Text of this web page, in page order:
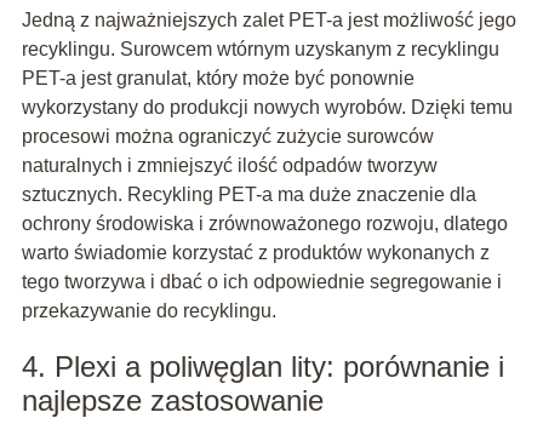
Jedną z najważniejszych zalet PET-a jest możliwość jego
recyklingu. Surowcem wtórnym uzyskanym z recyklingu
PET-a jest granulat, który może być ponownie
wykorzystany do produkcji nowych wyrobów. Dzięki temu
procesowi można ograniczyć zużycie surowców
naturalnych i zmniejszyć ilość odpadów tworzyw
sztucznych. Recykling PET-a ma duże znaczenie dla
ochrony środowiska i zrównoważonego rozwoju, dlatego
warto świadomie korzystać z produktów wykonanych z
tego tworzywa i dbać o ich odpowiednie segregowanie i
przekazywanie do recyklingu.
4. Plexi a poliwęglan lity: porównanie i
najlepsze zastosowanie